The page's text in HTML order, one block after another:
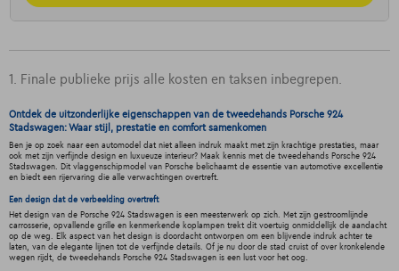
1. Finale publieke prijs alle kosten en taksen inbegrepen.
Ontdek de uitzonderlijke eigenschappen van de tweedehands Porsche 924
Stadswagen: Waar stijl, prestatie en comfort samenkomen
Ben je op zoek naar een automodel dat niet alleen indruk maakt met zijn krachtige prestaties, maar
ook met zijn verfijnde design en luxueuze interieur? Maak kennis met de tweedehands Porsche 924
Stadswagen. Dit vlaggenschipmodel van Porsche belichaamt de essentie van automotive excellentie
en biedt een rijervaring die alle verwachtingen overtreft.
Een design dat de verbeelding overtreft
Het design van de Porsche 924 Stadswagen is een meesterwerk op zich. Met zijn gestroomlijnde
carrosserie, opvallende grille en kenmerkende koplampen trekt dit voertuig onmiddellijk de aandacht
op de weg. Elk aspect van het design is doordacht ontworpen om een blijvende indruk achter te
laten, van de elegante lijnen tot de verfijnde details. Of je nu door de stad cruist of over kronkelende
wegen rijdt, de tweedehands Porsche 924 Stadswagen is een lust voor het oog.